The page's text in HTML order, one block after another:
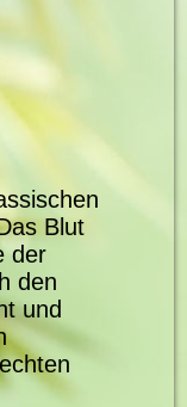
Blut
der
den
und